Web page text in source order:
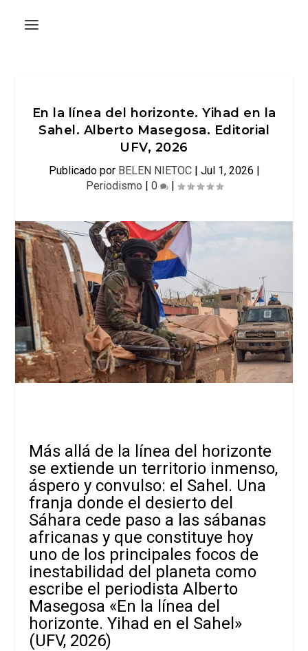
En la línea del horizonte. Yihad en la
Sahel. Alberto Masegosa. Editorial
UFV, 2026
Publicado por BELEN NIETOC| Jul 1, 2026 |
Periodismo | 0 |
Más allá de la línea del horizonte
se extiende un territorio inmenso,
áspero y convulso: el Sahel. Una
franja donde el desierto del
Sáhara cede paso a las sábanas
africanas y que constituye hoy
uno de los principales focos de
inestabilidad del planeta como
escribe el periodista Alberto
Masegosa «En la línea del
horizonte. Yihad en el Sahel»
(UFV, 2026)